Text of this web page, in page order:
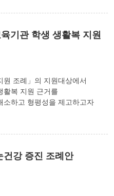
기관 학생 생활복 지원
원 조례」의 지원대상에서
활복 지원 근거를
소하고 형평성을 제고하고자
건강 증진 조례안